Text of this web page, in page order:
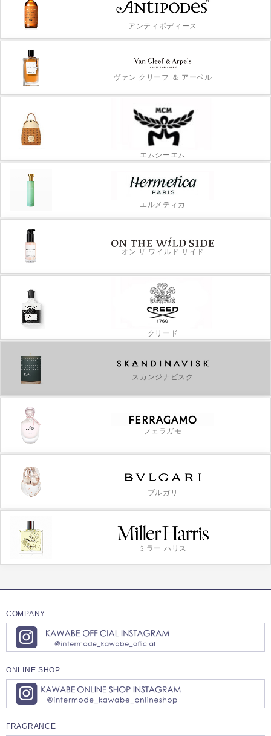
アンティポディース
ヴァン クリーフ ＆ アーペル
エムシーエム
エルメティカ
オン ザ ワイルド サイド
クリード
スカンジナビスク
フェラガモ
ブルガリ
ミラー ハリス
COMPANY
ONLINE SHOP
FRAGRANCE